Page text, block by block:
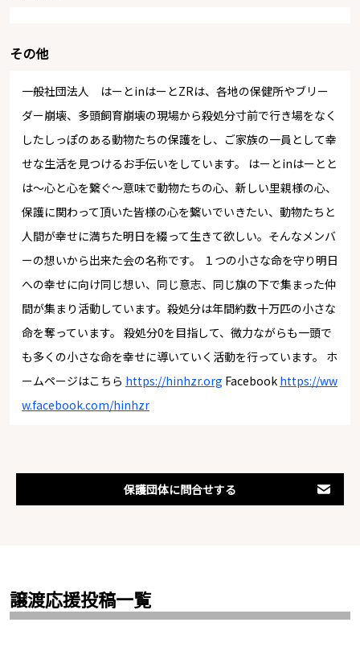
その他
一般社団法人 はーとinはーとZRは、各地の保健所やブリー
ダー崩壊、多頭飼育崩壊の現場から殺処分寸前で行き場をなく
したしっぽのある動物たちの保護をし、ご家族の一員として幸
せな生活を見つけるお手伝いをしています。 はーとinはーとと
は～心と心を繋ぐ～意味で動物たちの心、新しい里親様の心、
保護に関わって頂いた皆様の心を繋いでいきたい、動物たちと
人間が幸せに満ちた明日を綴って生きて欲しい。そんなメンバ
ーの想いから出来た会の名称です。 １つの小さな命を守り明日
への幸せに向け同じ想い、同じ意志、同じ旗の下で集まった仲
間が集まり活動しています。殺処分は年間約数十万匹の小さな
命を奪っています。 殺処分0を目指して、微力ながらも一頭で
も多くの小さな命を幸せに導いていく活動を行っています。 ホ
ームページはこちら https://hinhzr.org Facebook https://ww
w.facebook.com/hinhzr
保護団体に問合せする
譲渡応援投稿一覧